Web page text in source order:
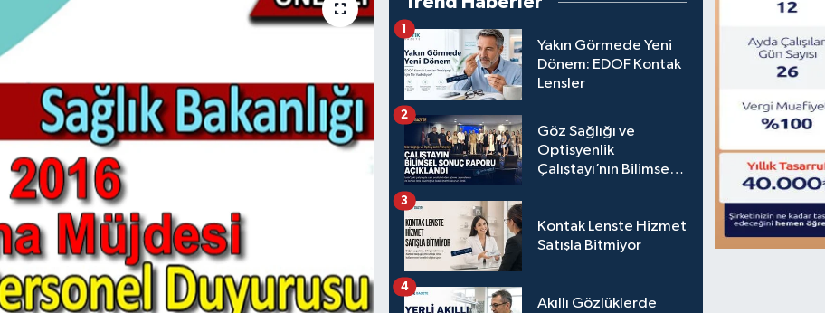
Yakın Görmede Yeni
Dönem: EDOF Kontak
Lensler
1
Göz Sağlığı ve
Optisyenlik
Çalıştayı’nın Bilimsel
2
Kontak Lenste Hizmet
Satışla Bitmiyor
3
Akıllı Gözlüklerde
4